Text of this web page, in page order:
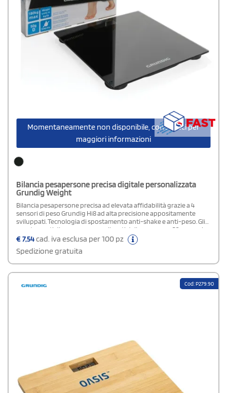
Momentaneamente non disponibile, contattaci per
maggiori informazioni
Bilancia pesapersone precisa digitale personalizzata
Grundig Weight
Bilancia pesapersone precisa ad elevata affidabilità grazie a 4
sensori di peso Grundig Hi8 ad alta precisione appositamente
sviluppati. Tecnologia di spostamento anti-shake e anti-peso. Gli
spostamenti di peso vengono rilevati dalle persone a 50 grammi e
calcolati utilizzando l'intelligenza artificiale. Riceverai sempre un
risultato accurato. La bilancia digitale può sostenere fino a 180 kg
(400 LB) e, grazie alla tecnologia smart scale, mostra sempre valori
corretti anche nella fascia di peso elevata.Perfetta leggibilità
grazie al display LCD extra-large. Il display di risparmio energetico
illuminato ha un indicatore della batteria integrato. Temperatura
ambiente integrata. Include 2 batterie AAA e una confezione
€7,54cad. iva esclusa per 100 pz
Spedizione gratuita
Cod: P279.90